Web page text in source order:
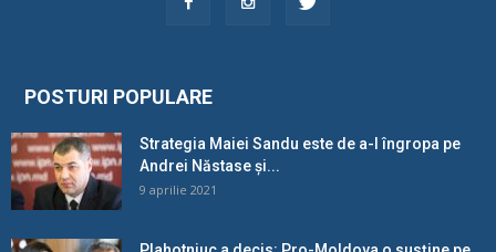
POSTURI POPULARE
Strategia Maiei Sandu este de a-l îngropa pe
Andrei Năstase și...
9 aprilie 2021